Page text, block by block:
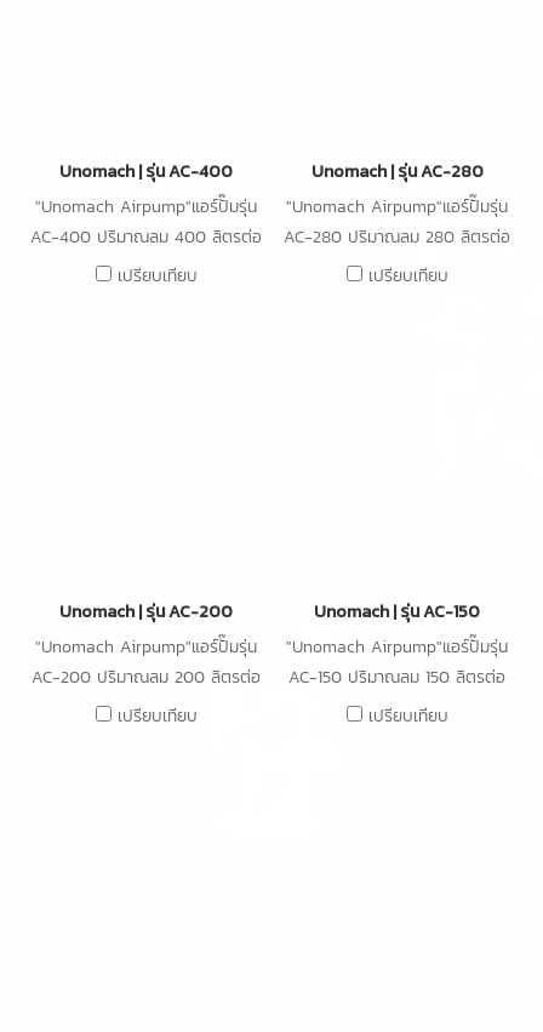
Unomach | รุ่น AC-400
"Unomach Airpump"แอร์ปั๊มรุ่น
AC-400 ปริมาณลม 400 ลิตรต่อ
นาที ความดัน 20kPa กำลังไฟ
เปรียบเทียบ
Unomach | รุ่น AC-280
"Unomach Airpump"แอร์ปั๊มรุ่น
AC-280 ปริมาณลม 280 ลิตรต่อ
นาที ความดัน 20kPa กำลังไฟ
เปรียบเทียบ
Unomach | รุ่น AC-200
"Unomach Airpump"แอร์ปั๊มรุ่น
AC-200 ปริมาณลม 200 ลิตรต่อ
นาที ความดัน 48kPa กำลังไฟ
เปรียบเทียบ
Unomach | รุ่น AC-150
"Unomach Airpump"แอร์ปั๊มรุ่น
AC-150 ปริมาณลม 150 ลิตรต่อ
นาที ความดัน 45kPa กำลังไฟ
เปรียบเทียบ